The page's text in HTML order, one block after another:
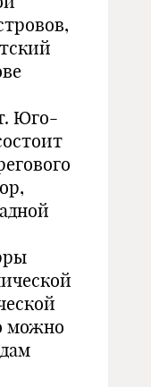
Юго-
можно